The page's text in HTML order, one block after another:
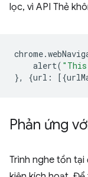
lọc, vì API Thẻ
chrome.
alert(
},
{url : [{
Phản ứng
Trình nghe tồn